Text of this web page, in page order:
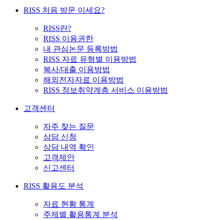
RISS 처음 방문 이세요?
RISS란?
RISS 이용권한
내 관심논문 등록방법
RISS 자료 유형별 이용방법
복사/대출 이용방법
해외전자자료 이용방법
RISS 정보취약계층 서비스 이용방법
고객센터
자주 찾는 질문
상담 신청
상담 내역 확인
고객제안
신고센터
RISS 활용도 분석
자료 현황 통계
주제별 활용통계 분석